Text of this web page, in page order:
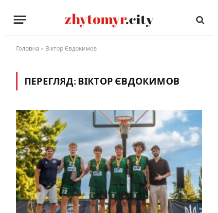
Головна » Віктор Євдокимов
ПЕРЕГЛЯД: ВІКТОР ЄВДОКИМОВ